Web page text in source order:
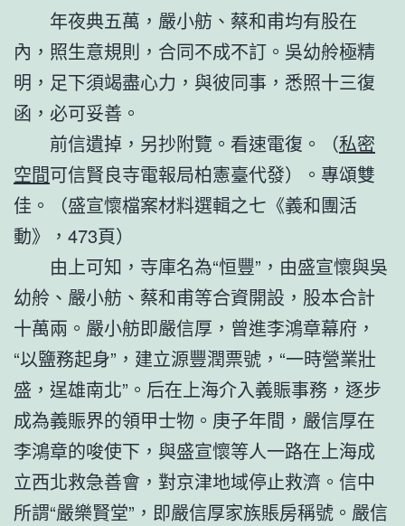
年夜典五萬，嚴小舫、蔡和甫均有股在
內，照生意規則，合同不成不訂。吳幼舲極精
明，足下須竭盡心力，與彼同事，悉照十三復
函，必可妥善。
前信遺掉，另抄附覽。看速電復。（私密
空間可信賢良寺電報局柏憲臺代發）。專頌雙
佳。（盛宣懷檔案材料選輯之七《義和團活
動》，473頁）
由上可知，寺庫名為“恒豐”，由盛宣懷與吳
幼舲、嚴小舫、蔡和甫等合資開設，股本合計
十萬兩。嚴小舫即嚴信厚，曾進李鴻章幕府，
“以鹽務起身”，建立源豐潤票號，“一時營業壯
盛，逞雄南北”。后在上海介入義賑事務，逐步
成為義賑界的領甲士物。庚子年間，嚴信厚在
李鴻章的唆使下，與盛宣懷等人一路在上海成
立西北救急善會，對京津地域停止救濟。信中
所謂“嚴樂賢堂”，即嚴信厚家族賬房稱號。嚴信